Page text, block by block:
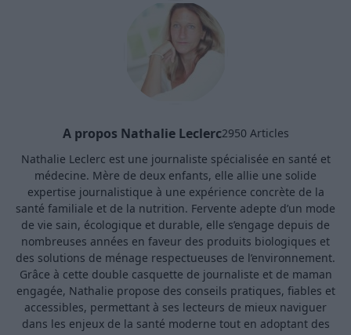
A propos Nathalie Leclerc2950 Articles
Nathalie Leclerc est une journaliste spécialisée en santé et
médecine. Mère de deux enfants, elle allie une solide
expertise journalistique à une expérience concrète de la
santé familiale et de la nutrition. Fervente adepte d’un mode
de vie sain, écologique et durable, elle s’engage depuis de
nombreuses années en faveur des produits biologiques et
des solutions de ménage respectueuses de l’environnement.
Grâce à cette double casquette de journaliste et de maman
engagée, Nathalie propose des conseils pratiques, fiables et
accessibles, permettant à ses lecteurs de mieux naviguer
dans les enjeux de la santé moderne tout en adoptant des